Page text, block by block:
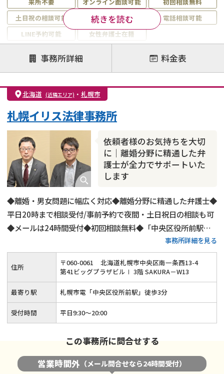
土日祝の相談可能
19時以降電話可能
電話相談可能
LINE予約可能
女性弁護士在籍
注力案件
離婚前相談
離婚調停
離婚裁判
親権・面会交流権
DV
モラハラ
不貞・不倫慰謝料請求
国際離婚
財産分与
内縁の夫婦
続きを読む
事務所詳細 料金表
北海道 (近隣エリア) ・ 札幌市
依頼者様のお気持ちを大切
に｜離婚分野に精通した弁
護士が全力でサポートいた
します
札幌イリス法律事務所
◆離婚・男女問題に幅広く対応◆離婚分野に精通した弁護士◆
平日20時まで相談受付/事前予約で夜間・土日祝日の相談も可
◆メールは24時間受付◆初回相談無料◆「中央区役所前駅」
から徒歩3分◆完全個室の相談室完備◆バリアフリー対応の事
務所
事務所詳細を見る
住所 〒060-0061
北海道札幌市中央区南一条西13-4
第41ビッグプラザビルⅠ 3階 SAKURA－W13
最寄り駅 札幌市電「中央区役所前駅」徒歩3分
受付時間 平日9:30～20:00
この事務所に問合せする
営業時間外 （メール問合せなら24時間受付）